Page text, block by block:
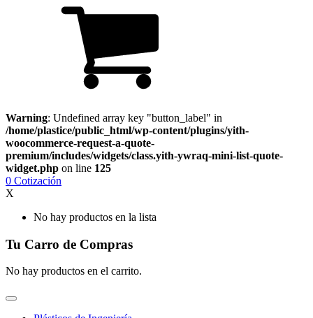
Warning: Undefined array key "button_label" in
/home/plastice/public_html/wp-content/plugins/yith-
woocommerce-request-a-quote-
premium/includes/widgets/class.yith-ywraq-mini-list-quote-
widget.php on line 125
0 Cotización
X
No hay productos en la lista
Tu Carro de Compras
No hay productos en el carrito.